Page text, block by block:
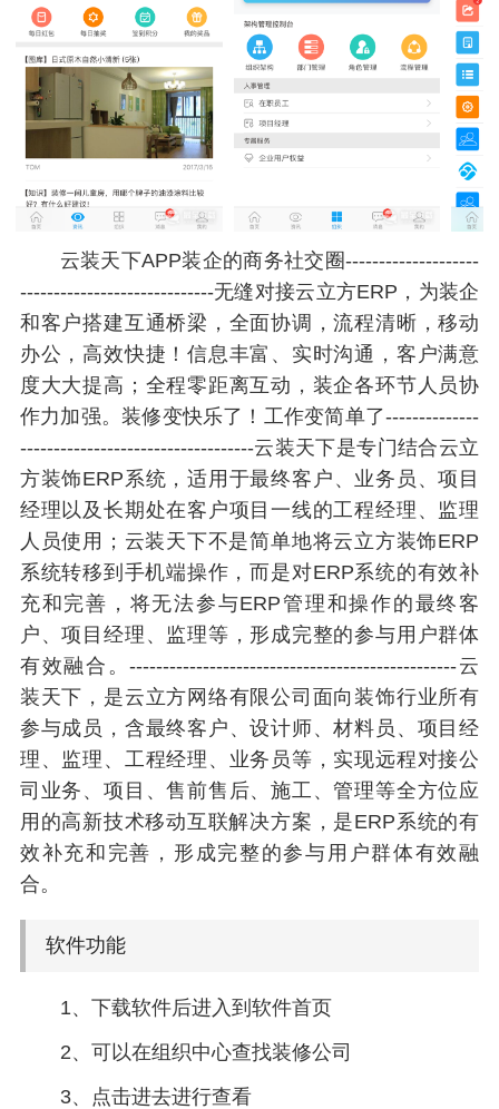
云装天下APP装企的商务社交圈--------------------
-----------------------------无缝对接云立方ERP，为装企
和客户搭建互通桥梁，全面协调，流程清晰，移动
办公，高效快捷！信息丰富、实时沟通，客户满意
度大大提高；全程零距离互动，装企各环节人员协
作力加强。装修变快乐了！工作变简单了--------------
-----------------------------------云装天下是专门结合云立
方装饰ERP系统，适用于最终客户、业务员、项目
经理以及长期处在客户项目一线的工程经理、监理
人员使用；云装天下不是简单地将云立方装饰ERP
系统转移到手机端操作，而是对ERP系统的有效补
充和完善，将无法参与ERP管理和操作的最终客
户、项目经理、监理等，形成完整的参与用户群体
有效融合。-------------------------------------------------云
装天下，是云立方网络有限公司面向装饰行业所有
参与成员，含最终客户、设计师、材料员、项目经
理、监理、工程经理、业务员等，实现远程对接公
司业务、项目、售前售后、施工、管理等全方位应
用的高新技术移动互联解决方案，是ERP系统的有
效补充和完善，形成完整的参与用户群体有效融
合。
软件功能
1、下载软件后进入到软件首页
2、可以在组织中心查找装修公司
3、点击进去进行查看